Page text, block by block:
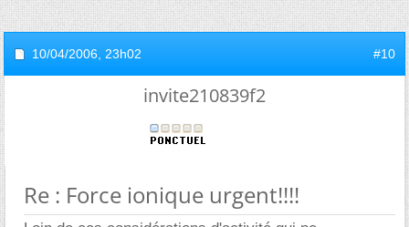
10/04/2006, 23h02 #10
invite210839f2
Re : Force ionique urgent!!!!